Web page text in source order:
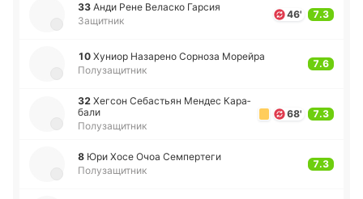
33 Анди Рене Ве­ла­ско Гарсия
Защитник
46' 7.3
10 Хуниор На­за­ре­но Со­рно­за Мо­рей­ра
Полузащитник
7.6
32 Хегсон Се­ба­стьян Мендес Ка­ра­
ба­ли
Полузащитник
68' 7.3
8 Юри Хосе Очоа Се­мпе­рте­ги
Полузащитник
7.3